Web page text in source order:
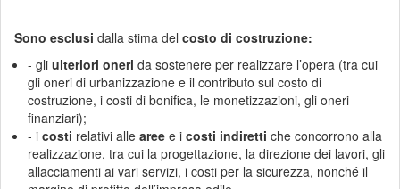
Sono esclusi dalla stima del costo di costruzione:
- gli ulteriori oneri da sostenere per realizzare l’opera (tra cui
gli oneri di urbanizzazione e il contributo sul costo di
costruzione, i costi di bonifica, le monetizzazioni, gli oneri
finanziari);
- i costi relativi alle aree e i costi indiretti che concorrono alla
realizzazione, tra cui la progettazione, la direzione dei lavori, gli
allacciamenti ai vari servizi, i costi per la sicurezza, nonché il